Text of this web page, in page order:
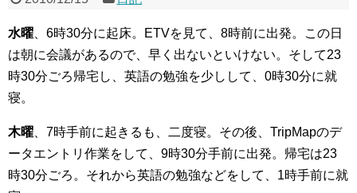
水曜 、6時30分に起床。ETVを見て、8時前に出発。この日
は朝に会議があるので、早く出ないといけない。そして23
時30分ごろ帰宅し、英語の勉強を少しして、0時30分に就
寝。
木曜 、7時手前に起きるも、二度寝。その後、TripMapのデ
ータエントリ作業をして、9時30分手前に出発。帰宅は23
時30分ごろ。それから英語の勉強などをして、1時手前に就